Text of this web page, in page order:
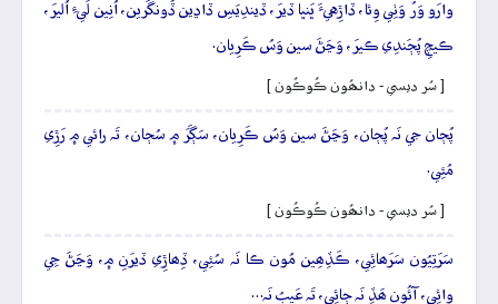
وارَو وَرُ وَٺِي وِئا، ڏاڙِهيءَ ڀَنڀا ڏيرَ، ڏيندِيَسِ ڏاڍين ڏُونگَرين، اُنِين لَيءِ اُليرَ،
ڪيچِ پُڄَندِي ڪيرَ، وَڃَڻَ سين وَسُ ڪَرِيان.
[ سُر ديسي - دانھُون ڪُوڪُون ]
پُڄان جي نَہ پُڄان، وَڃَڻَ سين وَسُ ڪَرِيان، سَڳَرَ ۾ سُڄان، تَہ رائي ۾ رَڙِي
مُئِي.
[ سُر ديسي - دانھُون ڪُوڪُون ]
سَرَتِيُون سَرَھائِي، ڪَڏِھِين مُون ڪا نَہ سُئِي، ڏِھاڙِي ڏيرَنِ ۾، وَڃَڻَ جِي
وائِي، آئُون ھَڏِ نَہ ڄائِي، تَہ عَيبُ نَہ…